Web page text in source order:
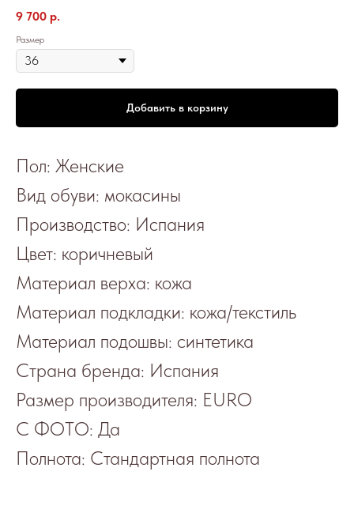
9 700 р.
Размер
Добавить в корзину
Пол: Женские
Вид обуви: мокасины
Производство: Испания
Цвет: коричневый
Материал верха: кожа
Материал подкладки: кожа/текстиль
Материал подошвы: синтетика
Страна бренда: Испания
Размер производителя: EURO
С ФОТО: Да
Полнота: Стандартная полнота